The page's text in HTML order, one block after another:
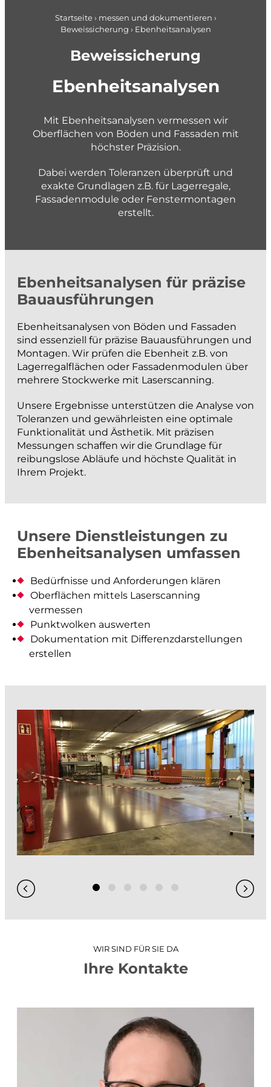
Private + Unternehmen
Applikationsentwicklung
Planung im Brandschutz
Richt- und Nutzungsplanung
Gestaltungspläne und Gebietsentwicklung
Verkehrs- und Mobilitätsplanung
Siedlungsentwässerung und GEP
Wasserversorgung und GWP
Landmanagement
projektieren und bauen
Kanalisationsbau
Werkleitungen
Anlagen der Siedlungswasserwirtschaft
Güterwege, Drainagen und Bewässerung
BIM
messen und dokumentieren
Monitoring
Architektur- und Objektvermessung
Werkinformationen
Abflussmessungen
Vertrieb Emlid
prüfen und kontrollieren
Baupolizei
Feuerpolizei
Zivilschutz
Liegenschaftsentwässerung
analysieren und visualisieren
GIS / WebGIS geoweb
GIS-Analysen
3D-Stadtmodell
Startseite› messen und dokumentieren ›
Beweissicherung › Ebenheitsanalysen
Beweissicherung
Ebenheitsanalysen
Mit Ebenheitsanalysen vermessen wir
Oberflächen von Böden und Fassaden mit
höchster Präzision.
Dabei werden Toleranzen überprüft und
exakte Grundlagen z.B. für Lagerregale,
Fassadenmodule oder Fenstermontagen
erstellt.
Ebenheitsanalysen für präzise
Bauausführungen
Ebenheitsanalysen von Böden und Fassaden
sind essenziell für präzise Bauausführungen und
Montagen. Wir prüfen die Ebenheit z.B. von
Lagerregalflächen oder Fassadenmodulen über
mehrere Stockwerke mit Laserscanning.
Unsere Ergebnisse unterstützen die Analyse von
Toleranzen und gewährleisten eine optimale
Funktionalität und Ästhetik. Mit präzisen
Messungen schaffen wir die Grundlage für
reibungslose Abläufe und höchste Qualität in
Ihrem Projekt.
Unsere Dienstleistungen zu
Ebenheitsanalysen umfassen
Bedürfnisse und Anforderungen klären
Oberflächen mittels Laserscanning
vermessen
Punktwolken auswerten
Dokumentation mit Differenzdarstellungen
erstellen
WIR SIND FÜR SIE DA
Ihre Kontakte